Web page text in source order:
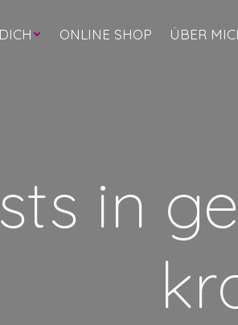
ONLINE SHOP ÜBER
in